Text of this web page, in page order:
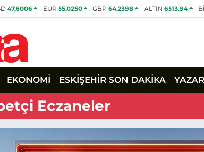
47,6006 EUR 55,0250 GBP64,2398 ALTIN 6513.94
EKONOMİ ESKİŞEHİR SON DAKİKA
Eczaneler